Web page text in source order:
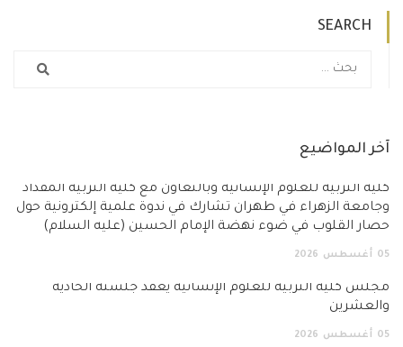
SEARCH
آخر المواضيع
كلية التربية للعلوم الإنسانية وبالتعاون مع كلية التربية المقداد
وجامعة الزهراء في طهران تشارك في ندوة علمية إلكترونية حول
حصار القلوب في ضوء نهضة الإمام الحسين (عليه السلام)
05 أغسطس 2026
مجلس كلية التربية للعلوم الإنسانية يعقد جلسته الحادية
والعشرين
05 أغسطس 2026